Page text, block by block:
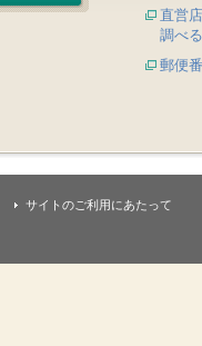
直営
調べる
郵便
サイトのご利用にあたって